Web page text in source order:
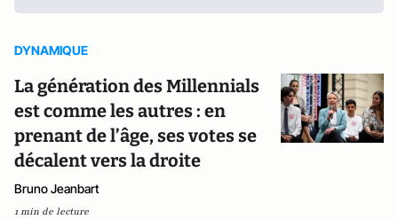
DYNAMIQUE
La génération des Millennials
est comme les autres : en
prenant de l’âge, ses votes se
décalent vers la droite
Bruno Jeanbart
1 min de lecture